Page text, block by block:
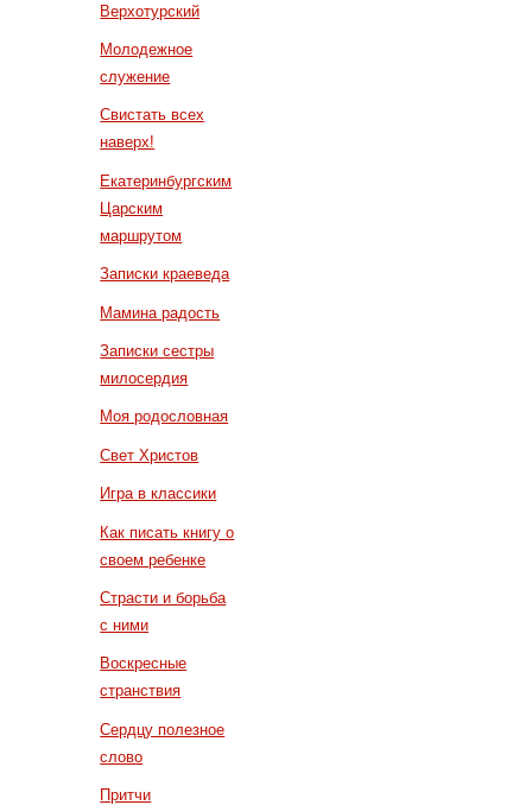
Верхотурский
Молодежное
служение
Свистать всех
наверх!
Екатеринбургским
Царским
маршрутом
Записки краеведа
Мамина радость
Записки сестры
милосердия
Моя родословная
Свет Христов
Игра в классики
Как писать книгу о
своем ребенке
Страсти и борьба
с ними
Воскресные
странствия
Сердцу полезное
слово
Притчи